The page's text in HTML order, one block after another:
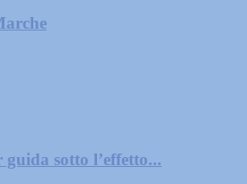
sotto l’effetto...